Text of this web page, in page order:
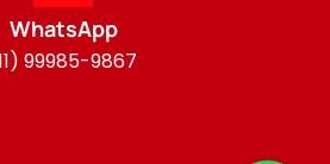
WhatsApp
99985-9867